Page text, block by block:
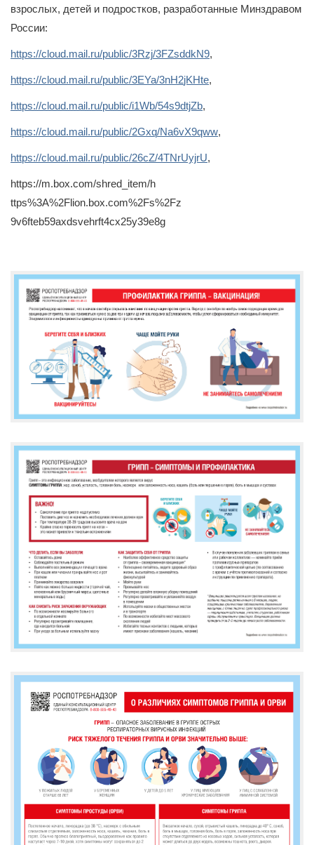
взрослых, детей и подростков, разработанные Минздравом
России:
https://cloud.mail.ru/public/3Rzj/3FZsddkN9,
https://cloud.mail.ru/public/3EYa/3nH2jKHte,
https://cloud.mail.ru/public/i1Wb/54s9dtjZb,
https://cloud.mail.ru/public/2Gxq/Na6vX9qww,
https://cloud.mail.ru/public/26cZ/4TNrUyjrU,
https://m.box.com/shred item/h
ttps%3A%2Flion.box.com%2Fs%2Fz
9v6fteb59axdsvehrft4cx25y39e8g